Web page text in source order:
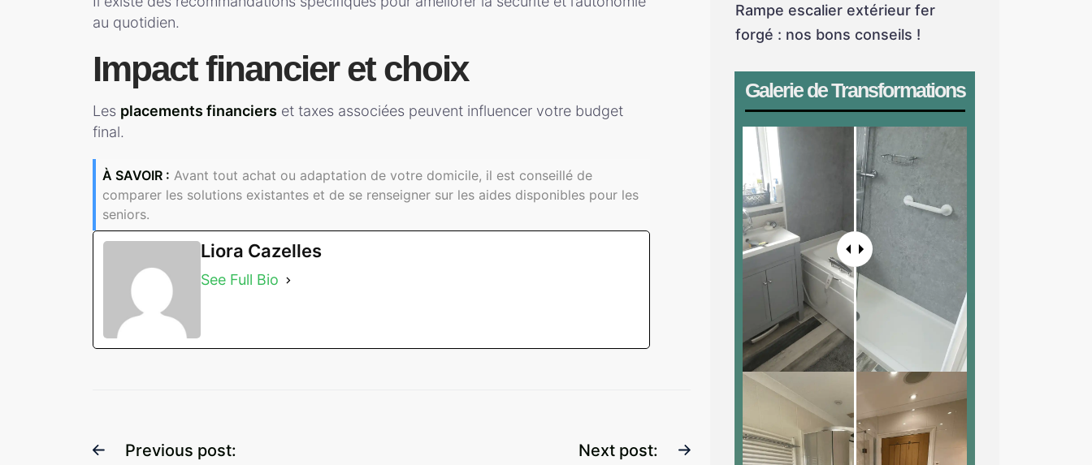
au quotidien.
Impact financier et choix
Les placements financiers et taxes associées peuvent influencer votre budget
final.
À SAVOIR : Avant tout achat ou adaptation de votre domicile, il est conseillé de
comparer les solutions existantes et de se renseigner sur les aides disponibles pour les
seniors.
Liora Cazelles
See Full Bio
Previous post: Next post:
Rampe escalier extérieur fer
forgé : nos bons conseils !
Galerie de Transformations